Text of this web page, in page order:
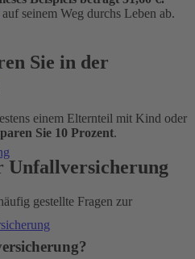
seinem Weg durchs Leben ab.
Sie in der
einem Elternteil mit Kind oder
Sie 10 Prozent.
Unfallversicherung
gestellte Fragen zur